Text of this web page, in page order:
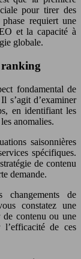
pour tirer des
requiert une
et la capacité à
globale.
ranking
fondamental de
s’agit d’examiner
en identifiant les
anomalies.
saisonnières
spécifiques.
de contenu
demande.
de
constatez une
contenu ou une
de ces